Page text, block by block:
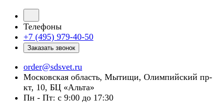
Телефоны
+7 (495) 979-40-50
Заказать звонок
order@sdsvet.ru
Московская область, Мытищи, Олимпийский пр-
кт, 10, БЦ «Альта»
Пн - Пт: с 9:00 до 17:30